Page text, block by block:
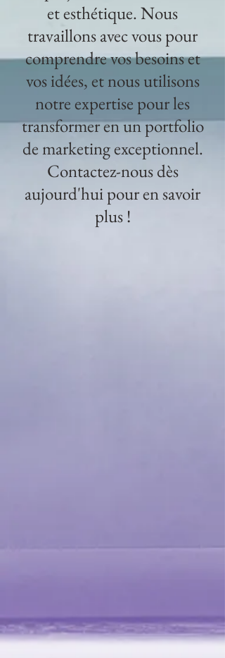
et esthétique. Nous
travaillons avec vous pour
comprendre vos besoins et
vos idées, et nous utilisons
notre expertise pour les
transformer en un portfolio
de marketing exceptionnel.
Contactez-nous dès
aujourd'hui pour en savoir
plus !